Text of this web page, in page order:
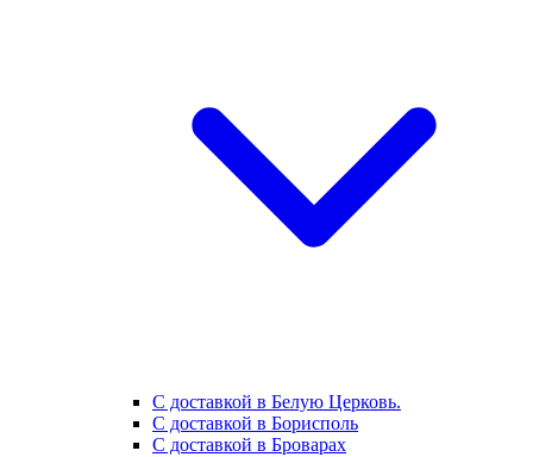
С доставкой в Белую Церковь.
С доставкой в Борисполь
С доставкой в Броварах